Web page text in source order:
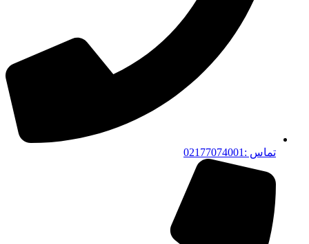
تماس :02177074001